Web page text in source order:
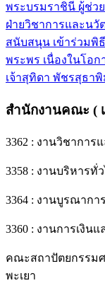
พระบรมราชินี ผู้ช่ว
ฝ่ายวิชาการและนวั
สนับสนุน เข้าร่วมพิ
พระพร เนื่องในโอ
เจ้าสุทิดา พัชรสุธา
สำนักงานคณะ (
3362 : งานวิชากา
3358 : งานบริหารทั่
3364 : งานบูรณาก
3360 : งานการเงิน
คณะสถาปัตยกรรม
พะเยา